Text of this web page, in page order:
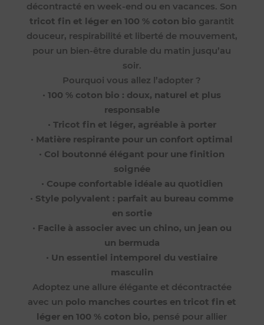
décontracté en week-end ou en vacances. Son
tricot fin et léger en 100 % coton bio garantit
douceur, respirabilité et liberté de mouvement,
pour un bien-être durable du matin jusqu’au
soir.
Pourquoi vous allez l’adopter ?
•100 % coton bio : doux, naturel et plus
responsable
• Tricot fin et léger, agréable à porter
• Matière respirante pour un confort optimal
• Col boutonné élégant pour une finition
soignée
• Coupe confortable idéale au quotidien
• Style polyvalent : parfait au bureau comme
en sortie
• Facile à associer avec un chino, un jean ou
un bermuda
• Un essentiel intemporel du vestiaire
masculin
Adoptez une allure élégante et décontractée
avec un polo manches courtes en tricot fin et
léger en 100 % coton bio, pensé pour allier